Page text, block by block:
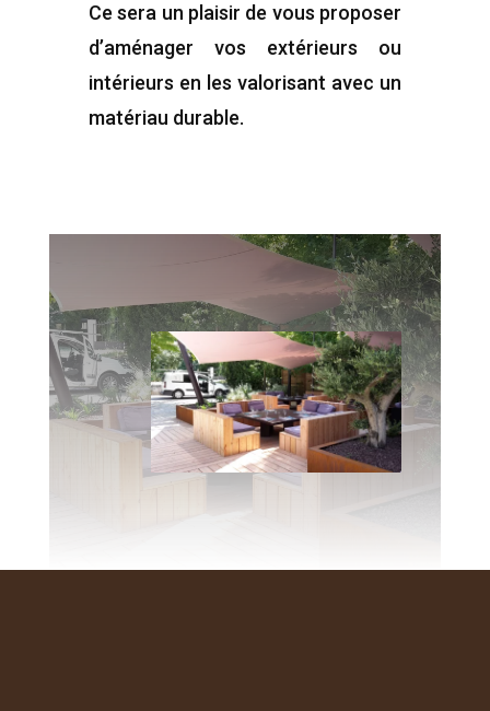
Ce sera un plaisir de vous proposer
d’aménager vos extérieurs ou
intérieurs en les valorisant avec un
matériau durable.